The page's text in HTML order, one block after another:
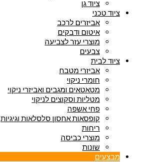
ציוד גן
ציוד טכני
אביזרים לרכב
איטום ודבקים
מוצרי עזר לצביעה
צבעים
ציוד לבית
אביזרי מטבח
חומרי ניקוי
מטאטאים ומגבים ואביזרי ניקוי
מטליות וסקוצים לניקוי
פחי אשפה
קופסאות אחסון סלסלאות וגיגיות
ריחות
מוצרי כביסה
שונות
מבצעים